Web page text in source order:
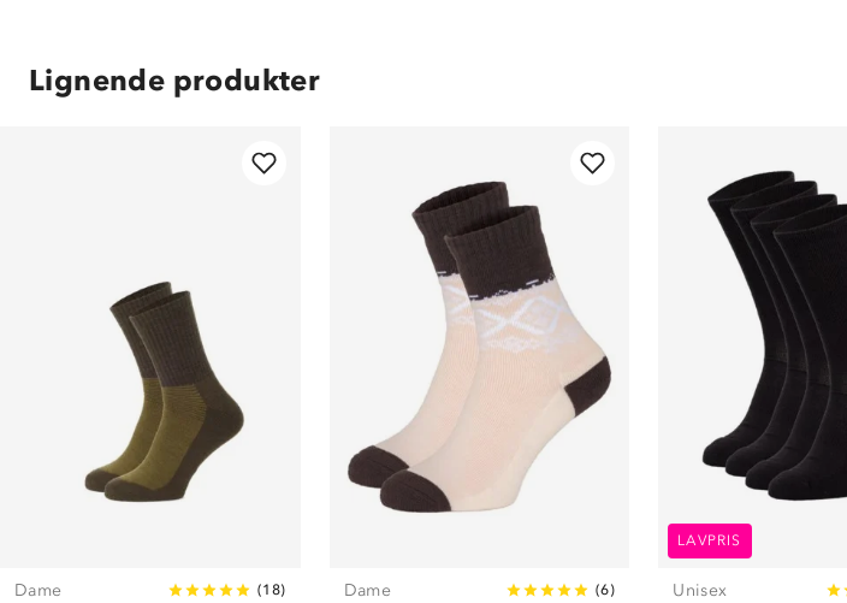
Lignende produkter
Dame (18) Dame (6)
LAVPRIS
Unisex